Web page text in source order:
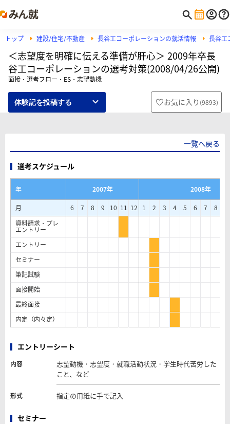
トップ 建設/住宅/不動産 長谷工コーポレーションの就活情報 長谷工
＜志望度を明確に伝える準備が肝心＞ 2009年卒長
谷工コーポレーションの選考対策(2008/04/26公開)
面接・選考フロー・ES・志望動機
体験記を投稿する お気に入り (9893)
一覧へ戻る
選考スケジュール
年 2007年
2008年
月
6 7 8 9 10 11 12 1 2 3 4 5 6 7 8
資料請求・プレ
エントリー
エントリー
セミナー
筆記試験
面接開始
最終面接
内定（内々定）
エントリーシート
内容
志望動機・志望度・就職活動状況・学生時代苦労した
こと、など
形式 指定の用紙に手で記入
セミナー